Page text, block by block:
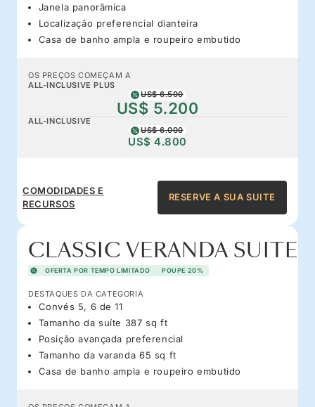
Janela panorâmica
Localização preferencial dianteira
Casa de banho ampla e roupeiro embutido
OS PREÇOS COMEÇAM A
ALL-INCLUSIVE PLUS
US$ 6.500
US$ 5.200
ALL-INCLUSIVE
US$ 6.000
US$ 4.800
COMODIDADES E
RECURSOS
RESERVE A SUA SUITE
CLASSIC VERANDA SUITE
OFERTA POR TEMPO LIMITADO POUPE 20%
DESTAQUES DA CATEGORIA
Convés 5, 6 de 11
Tamanho da suíte 387 sq ft
Posição avançada preferencial
Tamanho da varanda 65 sq ft
Casa de banho ampla e roupeiro embutido